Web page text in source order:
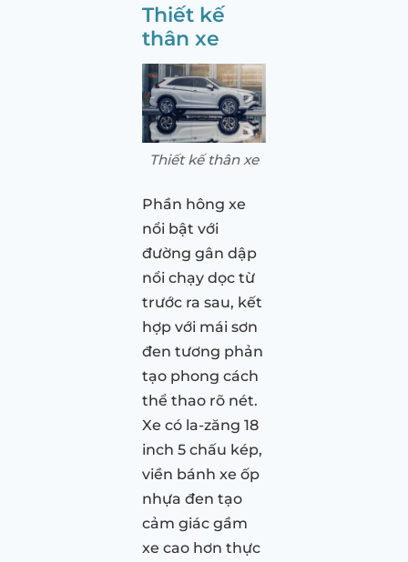
Thiết kế
thân xe
Thiết kế thân xe
Phần hông xe
nổi bật với
đường gân dập
nổi chạy dọc từ
trước ra sau, kết
hợp với mái sơn
đen tương phản
tạo phong cách
thể thao rõ nét.
Xe có la-zăng 18
inch 5 chấu kép,
viền bánh xe ốp
nhựa đen tạo
cảm giác gầm
xe cao hơn thực